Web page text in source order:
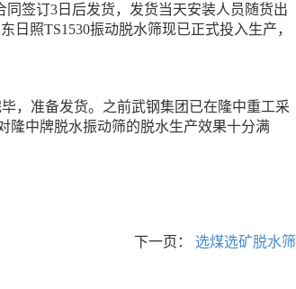
同签订3日后发货，发货当天安装人员随货出
日照TS1530振动脱水筛现已正式投入生产，
，准备发货。之前武钢集团已在隆中重工采
隆中牌脱水振动筛的脱水生产效果十分满
下一页： 选煤选矿脱水筛